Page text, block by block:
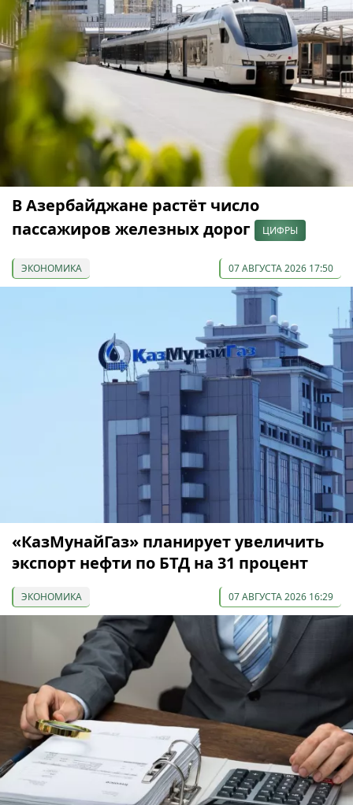
В Азербайджане растёт число
пассажиров железных дорог
ЦИФРЫ
ЭКОНОМИКА 07 АВГУСТА 2026 17:50
«КазМунайГаз» планирует увеличить
экспорт нефти по БТД на 31 процент
ЭКОНОМИКА 07 АВГУСТА 2026 16:29